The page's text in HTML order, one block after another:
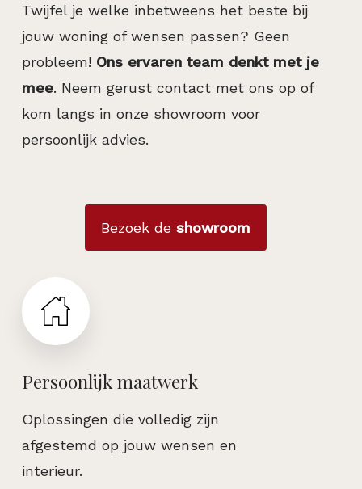
Twijfel je welke inbetweens het beste bij
jouw woning of wensen passen? Geen
probleem! Ons ervaren team denkt met je
mee. Neem gerust contact met ons op of
kom langs in onze showroom voor
persoonlijk advies.
Bezoek de showroom
Persoonlijk maatwerk
Oplossingen die volledig zijn
afgestemd op jouw wensen en
interieur.